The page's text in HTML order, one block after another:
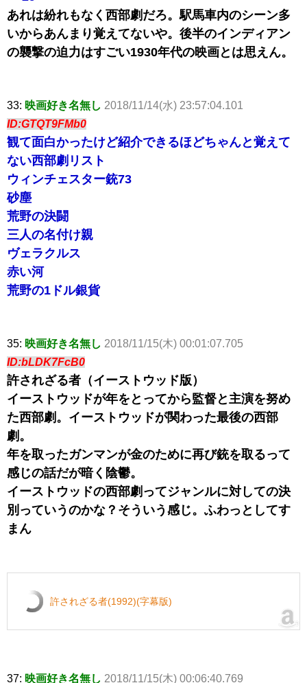
あれは紛れもなく西部劇だろ。駅馬車内のシーン多
いからあんまり覚えてないや。後半のインディアン
の襲撃の迫力はすごい1930年代の映画とは思えん。
33: 映画好き名無し 2018/11/14(水) 23:57:04.101
ID:GTQT9FMb0
観て面白かったけど紹介できるほどちゃんと覚えて
ない西部劇リスト
ウィンチェスター銃73
砂塵
荒野の決闘
三人の名付け親
ヴェラクルス
赤い河
荒野の1ドル銀貨
35: 映画好き名無し 2018/11/15(木) 00:01:07.705
ID:bLDK7FcB0
許されざる者（イーストウッド版）
イーストウッドが年をとってから監督と主演を努め
た西部劇。イーストウッドが関わった最後の西部
劇。
年を取ったガンマンが金のために再び銃を取るって
感じの話だが暗く陰鬱。
イーストウッドの西部劇ってジャンルに対しての決
別っていうのかな？そういう感じ。ふわっとしてす
まん
許されざる者(1992)(字幕版)
37: 映画好き名無し 2018/11/15(木) 00:06:40.769